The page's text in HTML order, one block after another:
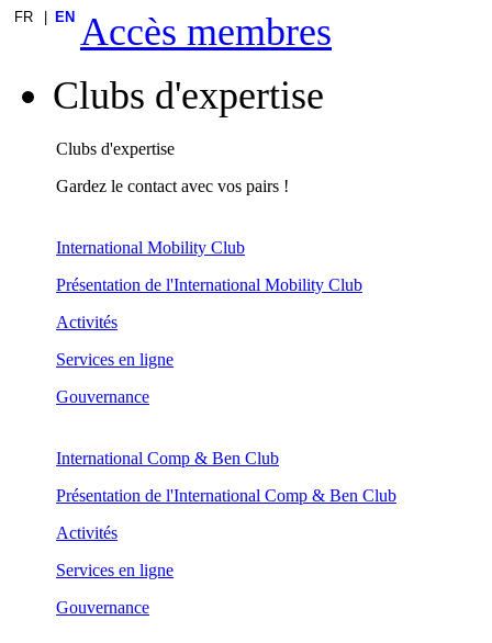
FR EN Accès membres
Clubs d'expertise
Clubs d'expertise
Gardez le contact avec vos pairs !
International Mobility Club
Présentation de l'International Mobility Club
Activités
Services en ligne
Gouvernance
International Comp & Ben Club
Présentation de l'International Comp & Ben Club
Activités
Services en ligne
Gouvernance